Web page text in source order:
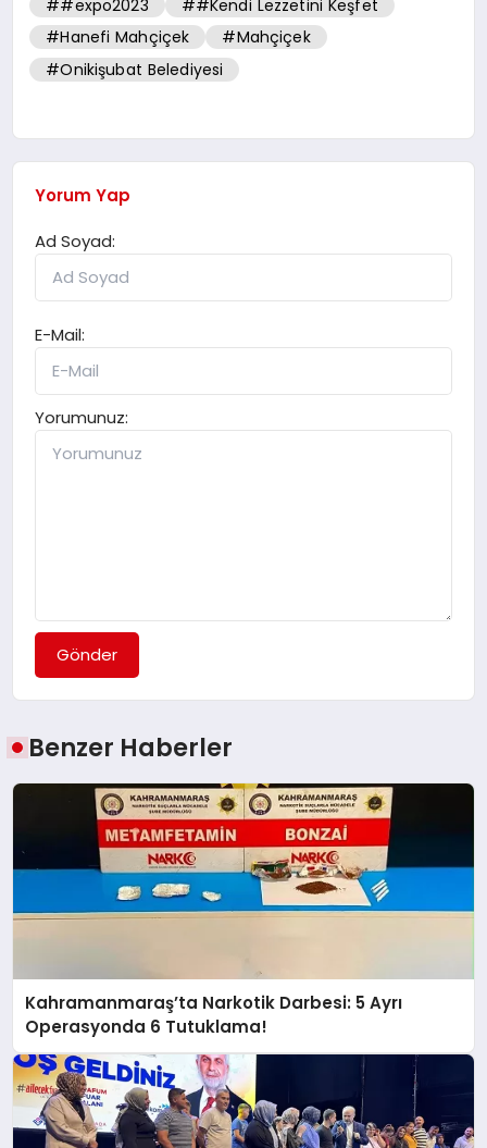
##expo2023
##Kendi Lezzetini Keşfet
#Hanefi Mahçiçek
#Mahçiçek
#Onikişubat Belediyesi
Yorum Yap
Ad Soyad:
E-Mail:
Yorumunuz:
Gönder
Benzer Haberler
Kahramanmaraş’ta Narkotik Darbesi: 5 Ayrı
Operasyonda 6 Tutuklama!